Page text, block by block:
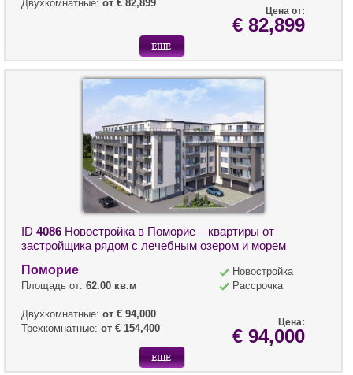
Двухкомнатные: от € 82,899
Цена от:
€ 82,899
ID 4086 Новостройка в Поморие – квартиры от
застройщика рядом с лечебным озером и морем
Поморие
Площадь от: 62.00 кв.м
Двухкомнатные: от € 94,000
Трехкомнатные: от € 154,400
Новостройка
Рассрочка
Цена:
€ 94,000